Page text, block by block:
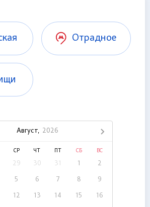
Отрадное
Август, 2026
СР ЧТ СБ ВС
29 30 31 1 2
5 6 7 8 9
12 13 14 15 16